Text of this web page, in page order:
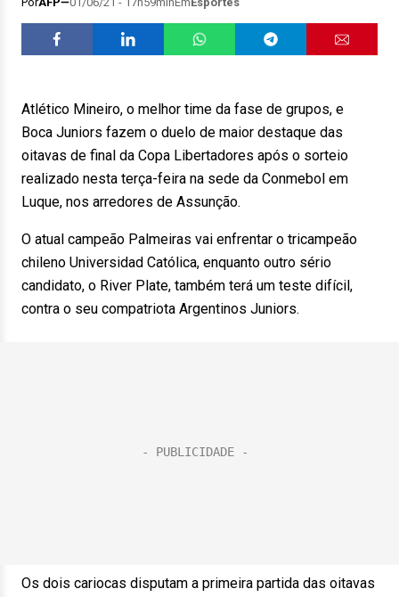
Atlético Mineiro, o melhor time da fase de grupos, e
Boca Juniors fazem o duelo de maior destaque das
oitavas de final da Copa Libertadores após o sorteio
realizado nesta terça-feira na sede da Conmebol em
Luque, nos arredores de Assunção.
O atual campeão Palmeiras vai enfrentar o tricampeão
chileno Universidad Católica, enquanto outro sério
candidato, o River Plate, também terá um teste difícil,
contra o seu compatriota Argentinos Juniors.
Os dois cariocas disputam a primeira partida das oitavas